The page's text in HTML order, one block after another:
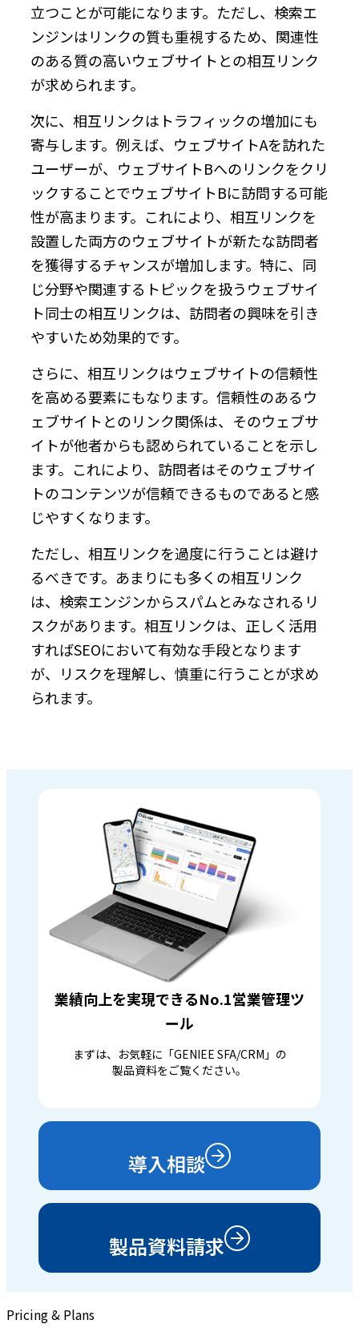
立つことが可能になります。ただし、検索エ
ンジンはリンクの質も重視するため、関連性
のある質の高いウェブサイトとの相互リンク
が求められます。
次に、相互リンクはトラフィックの増加にも
寄与します。例えば、ウェブサイトAを訪れた
ユーザーが、ウェブサイトBへのリンクをクリ
ックすることでウェブサイトBに訪問する可能
性が高まります。これにより、相互リンクを
設置した両方のウェブサイトが新たな訪問者
を獲得するチャンスが増加します。特に、同
じ分野や関連するトピックを扱うウェブサイ
ト同士の相互リンクは、訪問者の興味を引き
やすいため効果的です。
さらに、相互リンクはウェブサイトの信頼性
を高める要素にもなります。信頼性のあるウ
ェブサイトとのリンク関係は、そのウェブサ
イトが他者からも認められていることを示し
ます。これにより、訪問者はそのウェブサイ
トのコンテンツが信頼できるものであると感
じやすくなります。
ただし、相互リンクを過度に行うことは避け
るべきです。あまりにも多くの相互リンク
は、検索エンジンからスパムとみなされるリ
スクがあります。相互リンクは、正しく活用
すればSEOにおいて有効な手段となります
が、リスクを理解し、慎重に行うことが求め
られます。
業績向上を実現できるNo.1営業管理ツ
ール
まずは、お気軽に「GENIEE SFA/CRM」の
製品資料をご覧ください。
導入相談
製品資料請求
Pricing & Plans